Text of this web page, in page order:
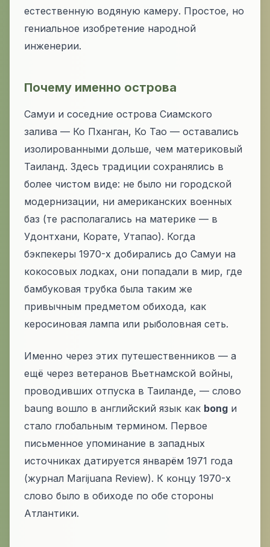
естественную водяную камеру. Простое, но
гениальное изобретение народной
инженерии.
Почему именно острова
Самуи и соседние острова Сиамского
залива — Ко Пханган, Ко Тао — оставались
изолированными дольше, чем материковый
Таиланд. Здесь традиции сохранялись в
более чистом виде: не было ни городской
модернизации, ни американских военных
баз (те располагались на материке — в
Удонтхани, Корате, Утапао). Когда
бэкпекеры 1970-х добирались до Самуи на
кокосовых лодках, они попадали в мир, где
бамбуковая трубка была таким же
привычным предметом обихода, как
керосиновая лампа или рыболовная сеть.
Именно через этих путешественников — а
ещё через ветеранов Вьетнамской войны,
проводивших отпуска в Таиланде, — слово
baung вошло в английский язык как bong и
стало глобальным термином. Первое
письменное упоминание в западных
источниках датируется январём 1971 года
(журнал Marijuana Review). К концу 1970-х
слово было в обиходе по обе стороны
Атлантики.